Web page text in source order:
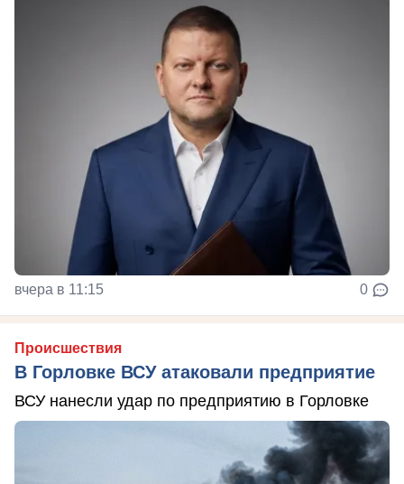
вчера в 11:15 0
Происшествия
В Горловке ВСУ атаковали предприятие
ВСУ нанесли удар по предприятию в Горловке